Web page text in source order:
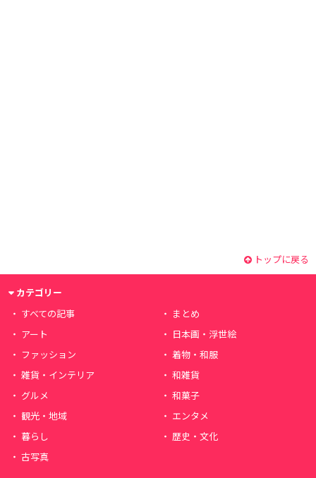
トップに戻る
カテゴリー
すべての記事
まとめ
アート
日本画・浮世絵
ファッション
着物・和服
雑貨・インテリア
和雑貨
グルメ
和菓子
観光・地域
エンタメ
暮らし
歴史・文化
古写真